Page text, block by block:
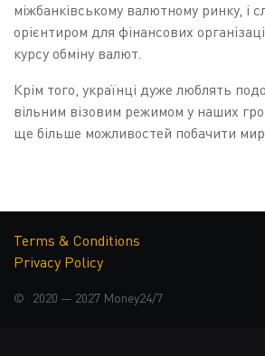
міжбанківському валютному ринку, і
орієнтиром для фінансових
курсу обміну валют.
Крім того, українці дуже люблять
вільним візовим режимом у наших
ще більше можливостей побачити
ЯК ФОРМУЄТЬСЯ
ВАЛЮТ?
Курс валют в Україні встановлений
Terms & Conditions
Privacy Policy
© 2020 — 2027 Money24/7